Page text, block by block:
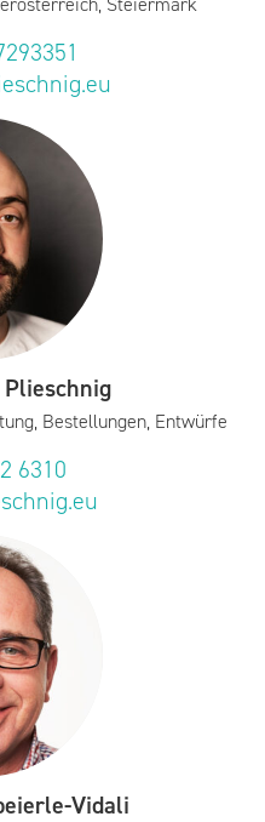
Bestellungen, Entwürfe
6310
Vidali